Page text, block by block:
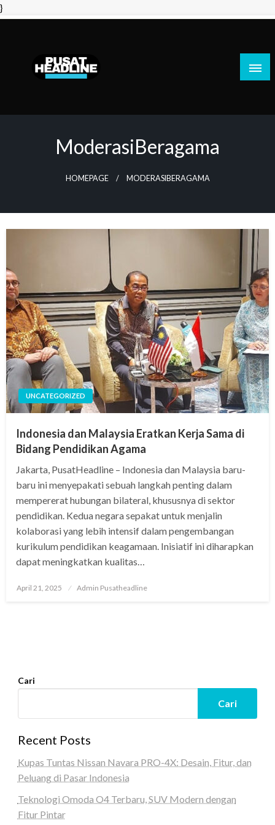
}Skip
to
ModerasiBeragama
HOMEPAGE MODERASIBERAGAMA
UNCATEGORIZED
Indonesia dan Malaysia Eratkan Kerja Sama di
Bidang Pendidikan Agama
Jakarta, PusatHeadline – Indonesia dan Malaysia baru-
baru ini menyepakati sebuah langkah penting dalam
mempererat hubungan bilateral, khususnya di sektor
pendidikan. Kedua negara sepakat untuk menjalin
kolaborasi yang lebih intensif dalam pengembangan
kurikulum pendidikan keagamaan. Inisiatif ini diharapkan
dapat meningkatkan kualitas…
Posted
April 21, 2025 Admin Pusatheadline
Cari
Cari
Recent Posts
Kupas Tuntas Nissan Navara PRO-4X: Desain, Fitur, dan
Peluang di Pasar Indonesia
Teknologi Omoda O4 Terbaru, SUV Modern dengan
Fitur Pintar